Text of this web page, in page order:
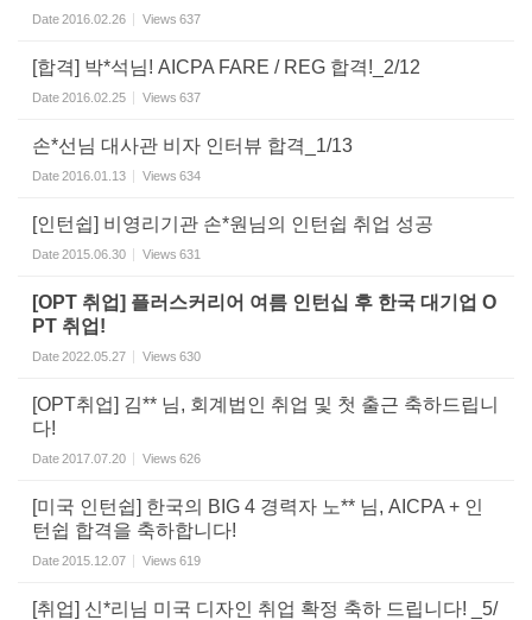
Date2016.02.26 Views 637
[합격] 박*석님! AICPA FARE / REG 합격!_2/12
Date2016.02.25 Views 637
손*선님 대사관 비자 인터뷰 합격_1/13
Date2016.01.13 Views 634
[인턴쉽] 비영리기관 손*원님의 인턴쉽 취업 성공
Date2015.06.30 Views 631
[OPT 취업] 플러스커리어 여름 인턴십 후 한국 대기업 O
PT 취업!
Date2022.05.27 Views 630
[OPT취업] 김** 님, 회계법인 취업 및 첫 출근 축하드립니
다!
Date2017.07.20 Views 626
[미국 인턴쉽] 한국의 BIG 4 경력자 노** 님, AICPA + 인
턴쉽 합격을 축하합니다!
Date2015.12.07 Views 619
[취업] 신*리님 미국 디자인 취업 확정 축하 드립니다! _5/